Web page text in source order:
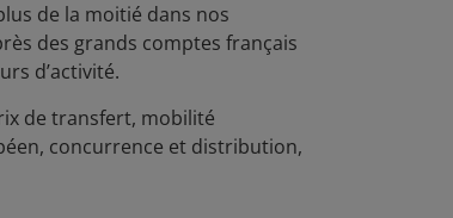
de la moitié dans nos
des grands comptes français
d’activité.
de transfert, mobilité
concurrence et distribution,